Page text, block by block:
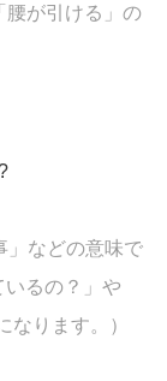
腰が引ける」の
」などの意味で
るの？」や
なります。）